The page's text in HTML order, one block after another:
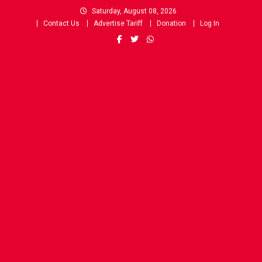
Saturday, August 08, 2026
Contact Us
Advertise Tariff Donation Log In